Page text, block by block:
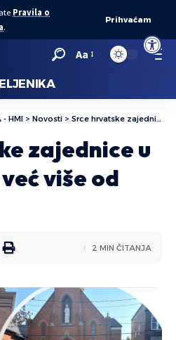
Open
Pravila o
.
Prihvaćam
Aa
- HMI > Novosti > Srce hrvatske zajednice u Clevelandu već više od stoljeća
zajednice u
više od
2 MIN ČITANJA